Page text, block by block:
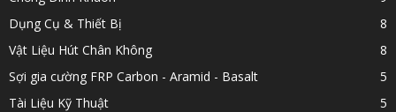
Dụng Cụ & Thiết Bị
8
Vật Liệu Hút Chân Không
8
Sợi gia cường FRP Carbon - Aramid - Basalt
5
Tài Liệu Kỹ Thuật
5